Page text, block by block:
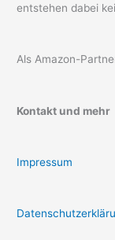
entstehen dabei
Als Amazon-
Kontakt und mehr
Impressum